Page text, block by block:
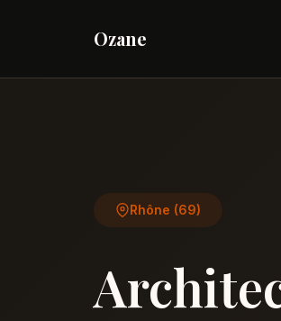
Ozane
Rhône (69)